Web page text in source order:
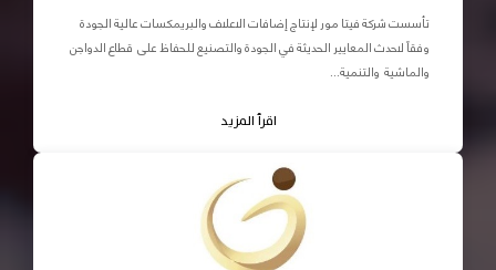
تأسست شركة فيتا مور لإنتاج إضافات الاعلاف والبريمكسات عالية الجودة
وفقاً لاحدث المعايير الحديثة في الجودة والتصنيع للحفاظ على قطاع الدواجن
والماشية والتنمية...
اقرأ المزيد